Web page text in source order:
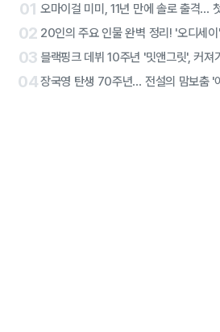
01
02 20인의 주요 인물 완벽 정리! '오디세
03
04장국영 탄생 70주년… 전설의 맘보춤 '